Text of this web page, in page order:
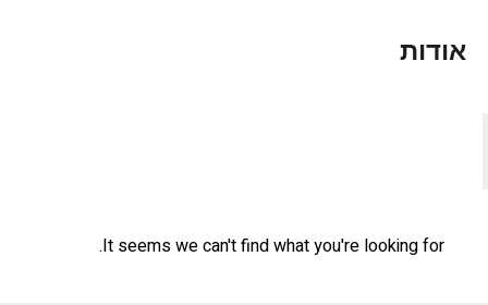
אודות
It seems we can't find what you're looking for.